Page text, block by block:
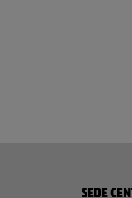
SEDE